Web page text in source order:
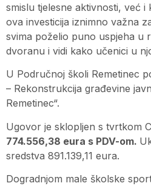
smislu tjelesne aktivnosti, već
ova investicija iznimno važna
svima poželio puno uspjeha u
dvoranu i vidi kako učenici u
U Područnoj školi Remetinec
– Rekonstrukcija građevine
Remetinec“.
Ugovor je sklopljen s tvrtkom
774.556,38 eura s PDV-om.
sredstva 891.139,11 eura.
Dogradnjom male školske